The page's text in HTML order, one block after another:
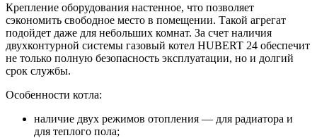
Крепление оборудования настенное, что позволяет
сэкономить свободное место в помещении. Такой агрегат
подойдет даже для небольших комнат. За счет наличия
двухконтурной системы газовый котел HUBERT 24 обеспечит
не только полную безопасность эксплуатации, но и долгий
срок службы.
Особенности котла:
наличие двух режимов отопления — для радиатора и
для теплого пола;